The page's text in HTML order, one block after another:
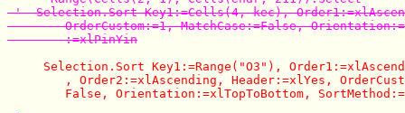
'  Selection.Sort Key1:=Cells(4, kec),
OrderCustom:=1, MatchCase:=False,
        :=xlPinYin
Selection.Sort Key1:=Range("O3"),
, Order2:=xlAscending, Header:=xlYes,
False, Orientation:=xlTopToBottom,